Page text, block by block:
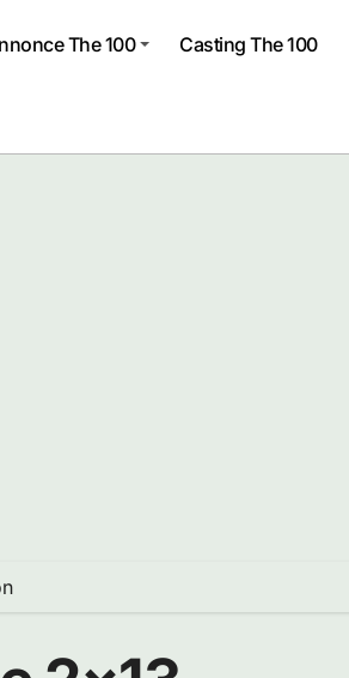
The 100 Casting The 100